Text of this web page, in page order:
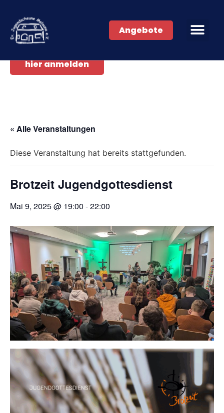
Angebote
hier anmelden
« Alle Veranstaltungen
Diese Veranstaltung hat bereits stattgefunden.
Brotzeit Jugendgottesdienst
Mai 9, 2025 @ 19:00 -22:00